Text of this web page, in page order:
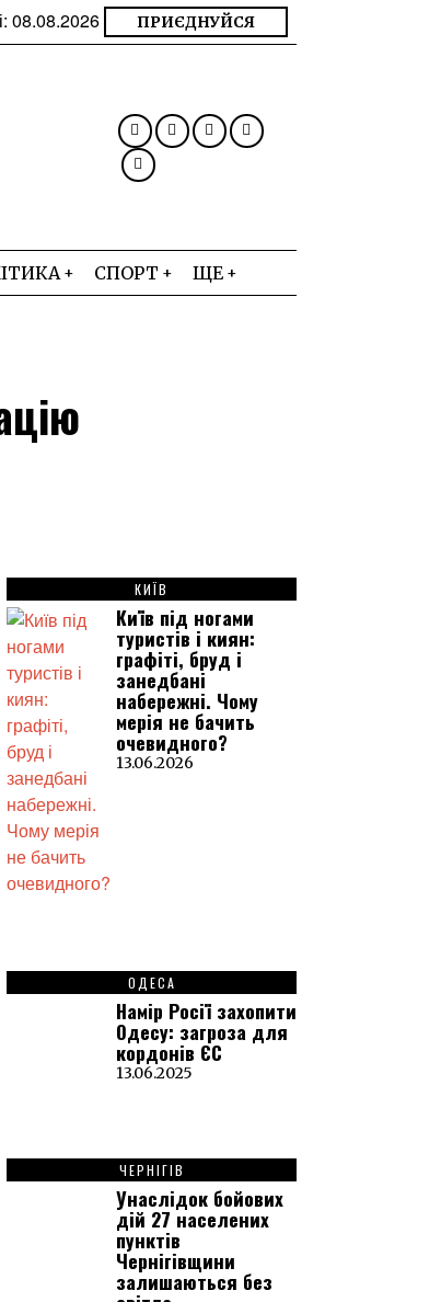
08.08.2026 ПРИЄДНУЙСЯ
СПОРТ ЩЕ
КИЇВ
Київ під ногами
туристів і киян:
графіті, бруд і
занедбані
набережні. Чому
мерія не бачить
очевидного?
13.06.2026
ОДЕСА
Намір Росії захопити
Одесу: загроза для
кордонів ЄС
13.06.2025
ЧЕРНІГІВ
Унаслідок бойових
дій 27 населених
пунктів
Чернігівщини
залишаються без